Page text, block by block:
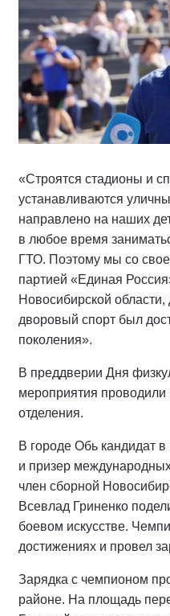
«Строятся стадионы и
устанавливаются
направлено на наших
в любое время
ГТО. Поэтому мы со
партией «Единая
Новосибирской
дворовый спорт был
поколения».
В преддверии Дня
мероприятия
отделения.
В городе Обь кандидат
и призер
член сборной
Всевлад Гриненко
боевом искусстве.
достижениях и провел
Зарядка с чемпионом
районе. На площадь